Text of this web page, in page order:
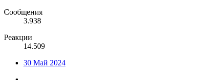
Сообщения
3.938
Реакции
14.509
30 Май 2024